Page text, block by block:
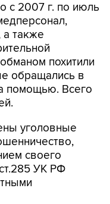
с 2007 г. по июль
а также
похитили
обращались в
помощью. Всего
уголовные
своего
УК РФ